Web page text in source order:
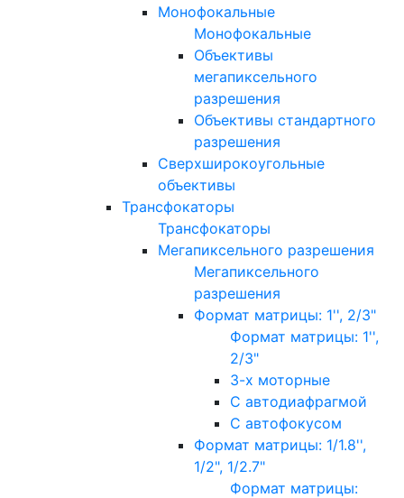
Монофокальные
Монофокальные
Объективы
мегапиксельного
разрешения
Объективы стандартного
разрешения
Сверхширокоугольные
объективы
Трансфокаторы
Трансфокаторы
Мегапиксельного разрешения
Мегапиксельного
разрешения
Формат матрицы: 1'', 2/3"
Формат матрицы: 1'',
2/3"
3-х моторные
С автодиафрагмой
С автофокусом
Формат матрицы: 1/1.8'',
1/2", 1/2.7"
Формат матрицы: